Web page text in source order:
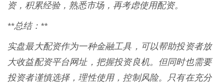
资，积累经验，熟悉市场，再考虑使用配资。
**总结：**
实盘最大配资作为一种金融工具，可以帮助投资者放
大收益配资平台网址，把握投资良机。但同时也需要
投资者谨慎选择，理性使用，控制风险。只有在充分